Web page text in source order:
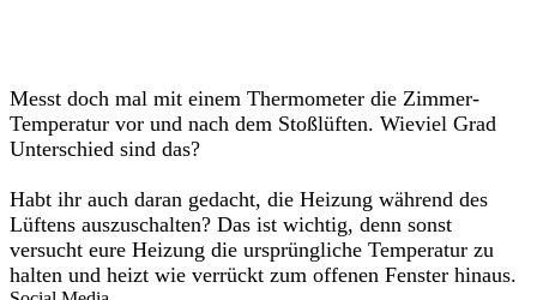
Messt doch mal mit einem Thermometer die Zimmer-
Temperatur vor und nach dem Stoßlüften. Wieviel Grad
Unterschied sind das?
Habt ihr auch daran gedacht, die Heizung während des
Lüftens auszuschalten? Das ist wichtig, denn sonst
versucht eure Heizung die ursprüngliche Temperatur zu
halten und heizt wie verrückt zum offenen Fenster hinaus.